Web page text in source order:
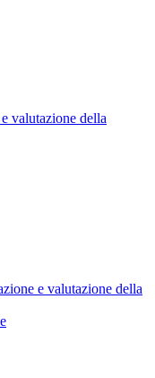
valutazione della
e valutazione della